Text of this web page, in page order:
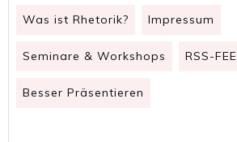
Was ist Rhetorik? Impressum
Seminare & Workshops RSS-
Besser Präsentieren